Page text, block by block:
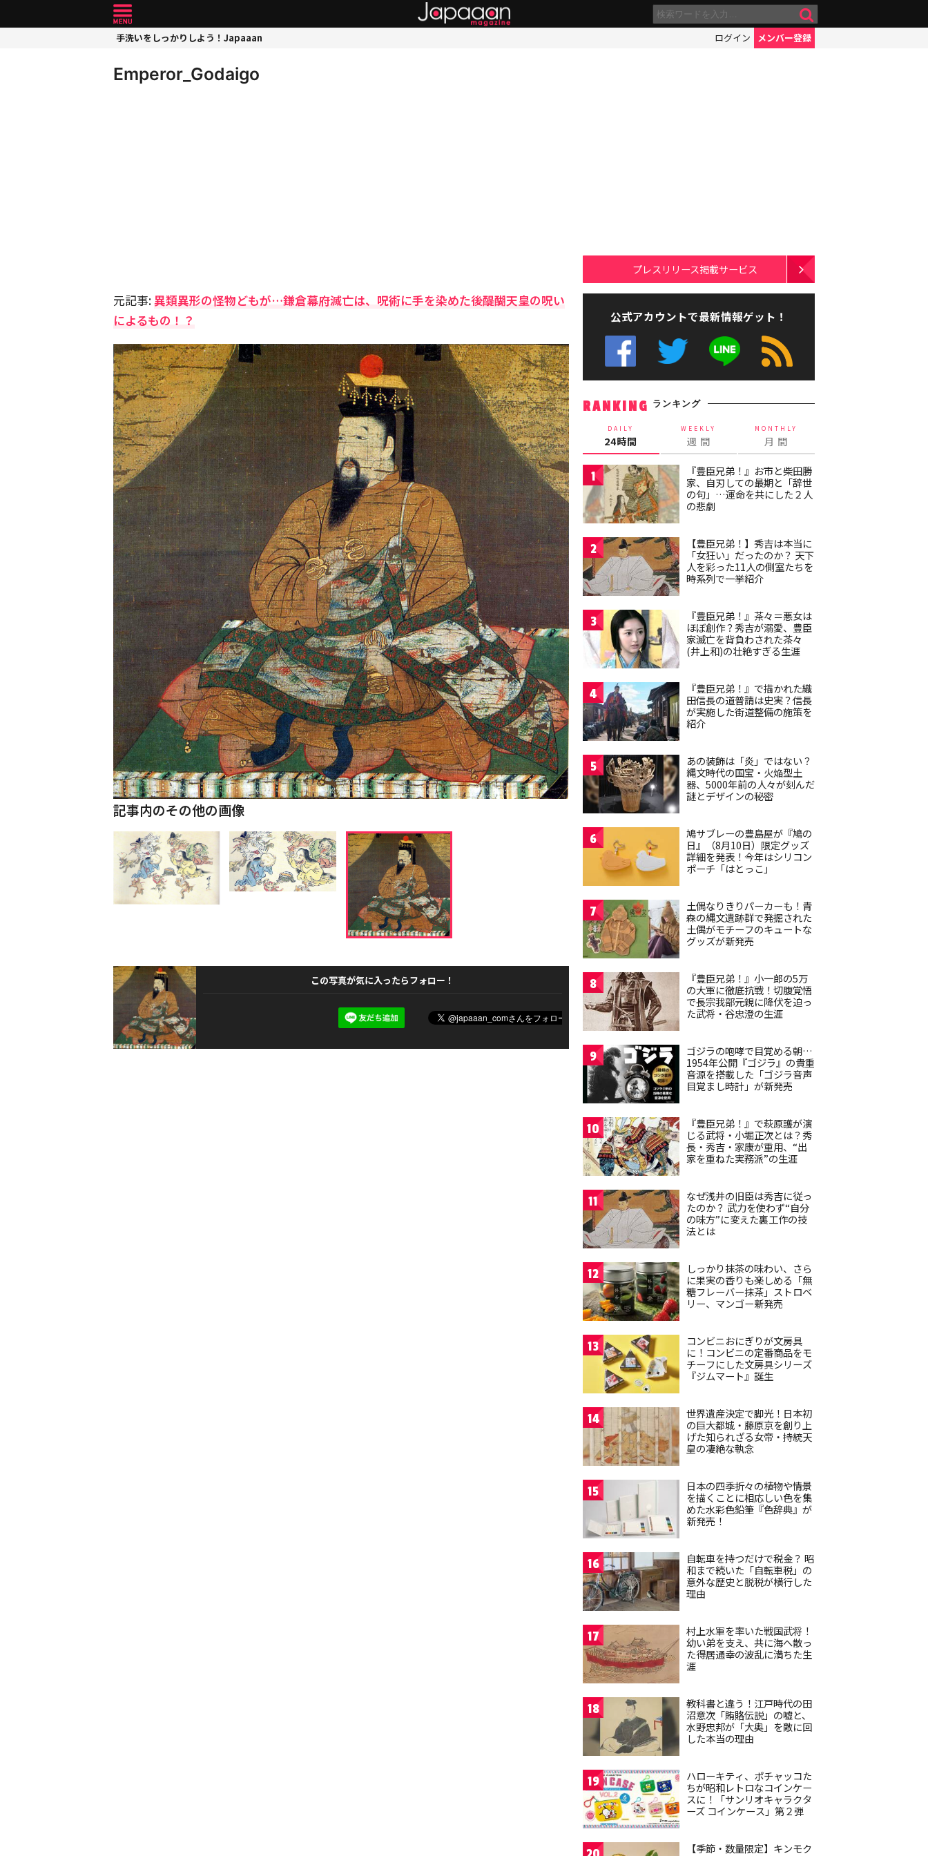
手洗いをしっかりしよう！Japaaan ログイン メンバー登録
Emperor_Godaigo
元記事:異類異形の怪物どもが…鎌倉幕府滅亡は、呪術に手を染めた後醍醐天皇の呪い
によるもの！？
記事内のその他の画像
この写真が気に入ったらフォロー！
プレスリリース掲載サービス
公式アカウントで最新情報ゲット！
RANKING ランキング
DAILY
24時間
WEEKLY
週 間
MONTHLY
月 間
1
『豊臣兄弟！』お市と柴田勝
家、自刃しての最期と「辞世
の句」…運命を共にした２人
の悲劇
2
【豊臣兄弟！】秀吉は本当に
「女狂い」だったのか？ 天下
人を彩った11人の側室たちを
時系列で一挙紹介
3
『豊臣兄弟！』茶々＝悪女は
ほぼ創作？秀吉が溺愛、豊臣
家滅亡を背負わされた茶々
(井上和)の壮絶すぎる生涯
4
『豊臣兄弟！』で描かれた織
田信長の道普請は史実？信長
が実施した街道整備の施策を
紹介
5
あの装飾は「炎」ではない？
縄文時代の国宝・火焔型土
器、5000年前の人々が刻んだ
謎とデザインの秘密
6
鳩サブレーの豊島屋が『鳩の
日』（8月10日）限定グッズ
詳細を発表！今年はシリコン
ポーチ「はとっこ」
7
土偶なりきりパーカーも！青
森の縄文遺跡群で発掘された
土偶がモチーフのキュートな
グッズが新発売
8
『豊臣兄弟！』小一郎の5万
の大軍に徹底抗戦！切腹覚悟
で長宗我部元親に降伏を迫っ
た武将・谷忠澄の生涯
9
ゴジラの咆哮で目覚める朝…
1954年公開『ゴジラ』の貴重
音源を搭載した「ゴジラ音声
目覚まし時計」が新発売
10
『豊臣兄弟！』で萩原護が演
じる武将・小堀正次とは？秀
長・秀吉・家康が重用、“出
家を重ねた実務派”の生涯
11
なぜ浅井の旧臣は秀吉に従っ
たのか？ 武力を使わず“自分
の味方”に変えた裏工作の技
法とは
12
しっかり抹茶の味わい、さら
に果実の香りも楽しめる「無
糖フレーバー抹茶」ストロベ
リー、マンゴー新発売
13
コンビニおにぎりが文房具
に！コンビニの定番商品をモ
チーフにした文房具シリーズ
『ジムマート』誕生
14
世界遺産決定で脚光！日本初
の巨大都城・藤原京を創り上
げた知られざる女帝・持統天
皇の凄絶な執念
15
日本の四季折々の植物や情景
を描くことに相応しい色を集
めた水彩色鉛筆『色辞典』が
新発売！
16
自転車を持つだけで税金？ 昭
和まで続いた「自転車税」の
意外な歴史と脱税が横行した
理由
17
村上水軍を率いた戦国武将！
幼い弟を支え、共に海へ散っ
た得居通幸の波乱に満ちた生
涯
18
教科書と違う！江戸時代の田
沼意次「賄賂伝説」の嘘と、
水野忠邦が「大奥」を敵に回
した本当の理由
19
ハローキティ、ポチャッコた
ちが昭和レトロなコインケー
スに！「サンリオキャラクタ
ーズ コインケース」第２弾
【季節・数量限定】キンモク